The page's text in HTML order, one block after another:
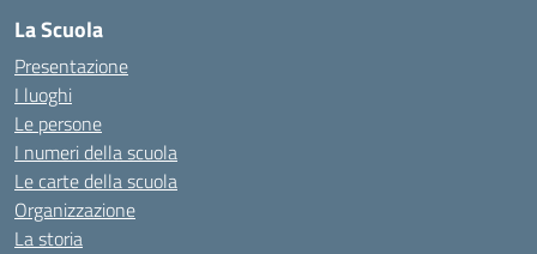
La Scuola
Presentazione
I luoghi
Le persone
I numeri della scuola
Le carte della scuola
Organizzazione
La storia